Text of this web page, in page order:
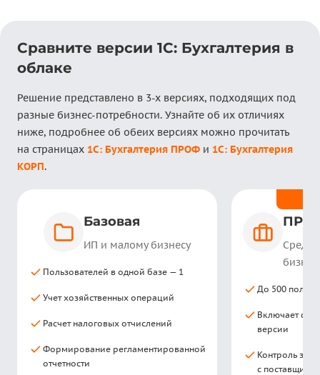
Сравните версии 1С: Бухгалтерия в
облаке
Решение представлено в 3-х версиях, подходящих под
разные бизнес-потребности. Узнайте об их отличиях
ниже, подробнее об обеих версиях можно прочитать
на страницах 1С: Бухгалтерия ПРОФ и 1С: Бухгалтерия
КОРП.
Базовая
ИП и малому бизнесу
Пользователей в одной базе — 1
Учет хозяйственных операций
Расчет налоговых отчислений
Формирование регламентированной
отчетности
До 500
Включает
версии
Контроль
с